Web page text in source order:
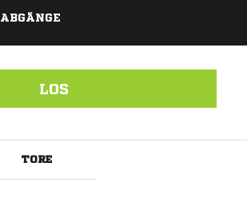
ABGÄNGE
LOS
TORE